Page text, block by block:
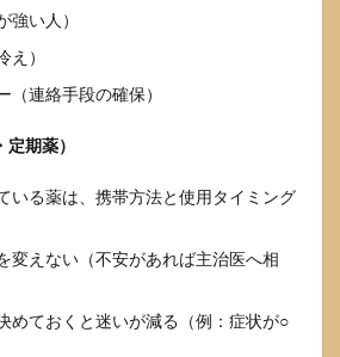
強い人）
え）
（連絡手段の確保）
期薬）
いる薬は、携帯方法と使用タイミング
変えない（不安があれば主治医へ相
めておくと迷いが減る（例：症状が○